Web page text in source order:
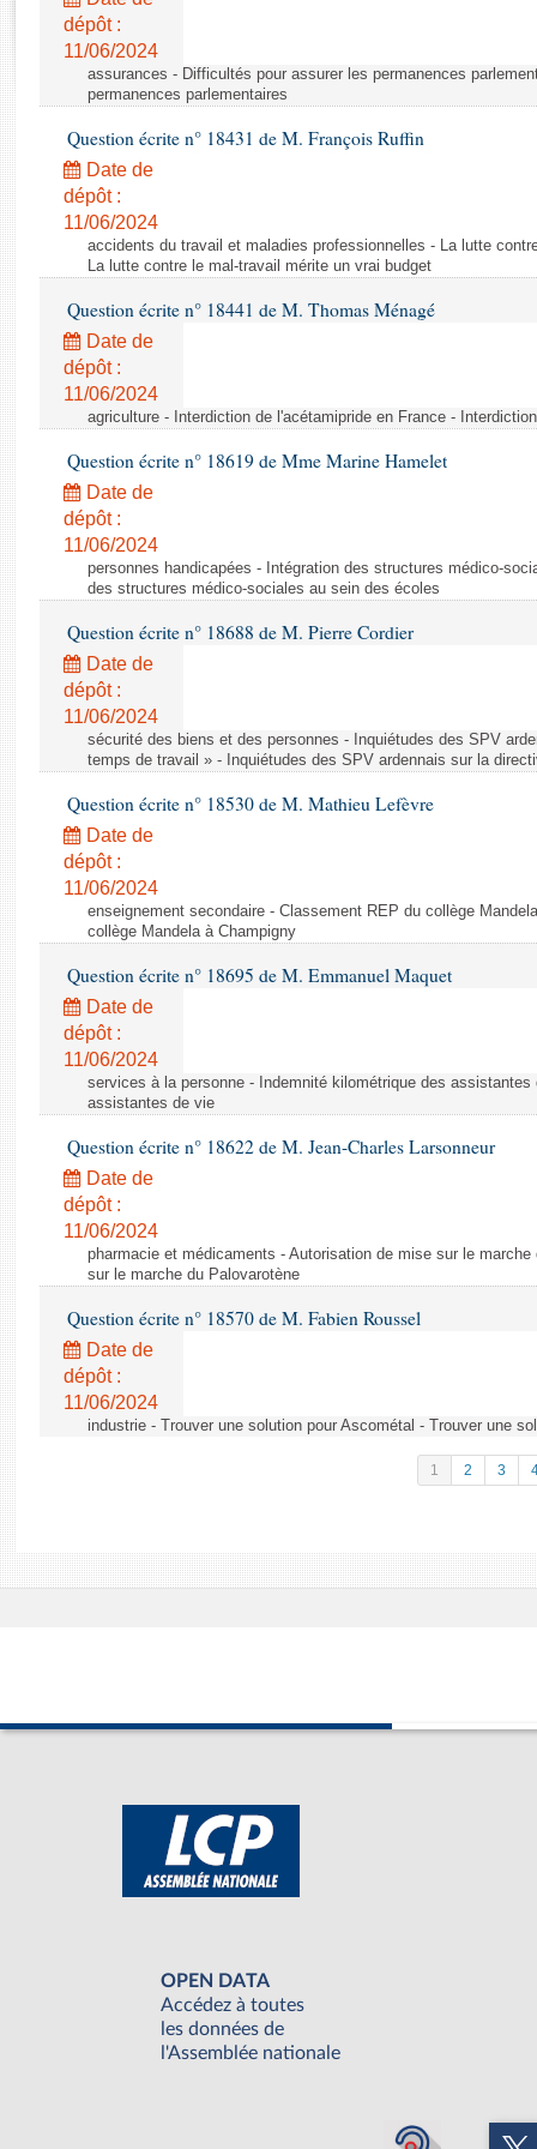
Rapports d'enquête
Rapports législatifs
Baromètre de l’application des lois
Dossiers législatifs
Budget et sécurité sociale
Questions écrites et orales
Comptes rendus des débats
dépôt :
11/06/2024
assurances - Difficultés pour assurer les permanences
permanences parlementaires
Question écrite n° 18431 de M. François Ruffin
Date de
dépôt :
11/06/2024
accidents du travail et maladies professionnelles - La lutte
La lutte contre le mal-travail mérite un vrai budget
Question écrite n° 18441 de M. Thomas Ménagé
Date de
dépôt :
11/06/2024
agriculture - Interdiction de l'acétamipride en France -
Question écrite n° 18619 de Mme Marine Hamelet
Date de
dépôt :
11/06/2024
personnes handicapées - Intégration des structures médico-
des structures médico-sociales au sein des écoles
Question écrite n° 18688 de M. Pierre Cordier
Date de
dépôt :
11/06/2024
sécurité des biens et des personnes - Inquiétudes des SPV
temps de travail » - Inquiétudes des SPV ardennais sur la
Question écrite n° 18530 de M. Mathieu Lefèvre
Date de
dépôt :
11/06/2024
enseignement secondaire - Classement REP du collège
collège Mandela à Champigny
Question écrite n° 18695 de M. Emmanuel Maquet
Date de
dépôt :
11/06/2024
services à la personne - Indemnité kilométrique des
assistantes de vie
Question écrite n° 18622 de M. Jean-Charles Larsonneur
Date de
dépôt :
11/06/2024
pharmacie et médicaments - Autorisation de mise sur le
sur le marche du Palovarotène
Question écrite n° 18570 de M. Fabien Roussel
Date de
dépôt :
11/06/2024
industrie - Trouver une solution pour Ascométal - Trouver une
1 2 3
OPEN DATA
Accédez à toutes
les données de
l'Assemblée nationale